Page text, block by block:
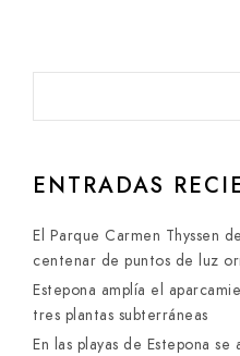
ENTRADAS
El Parque Carmen Thyssen
centenar de puntos de luz
Estepona amplía el
tres plantas subterráneas
En las playas de Estepona